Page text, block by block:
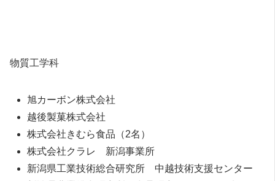
物質工学科
旭カーボン株式会社
越後製菓株式会社
株式会社きむら食品（2名）
株式会社クラレ 新潟事業所
新潟県工業技術総合研究所 中越技術支援センター